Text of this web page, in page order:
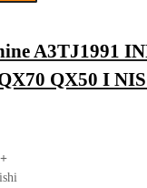
A3TJ1991
QX50 I